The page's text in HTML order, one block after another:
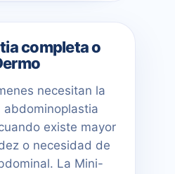
completa o
necesitan la
abdominoplastia
existe mayor
o necesidad de
La Mini-